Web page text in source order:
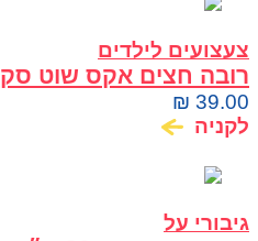
צעצועים לילדים
ILLUSTRATE
₪ 39.00
לקניה
גיבורי על